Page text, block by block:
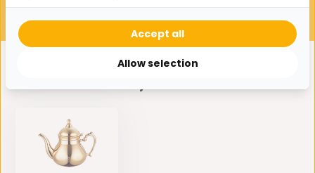
Allow selection
Accept all